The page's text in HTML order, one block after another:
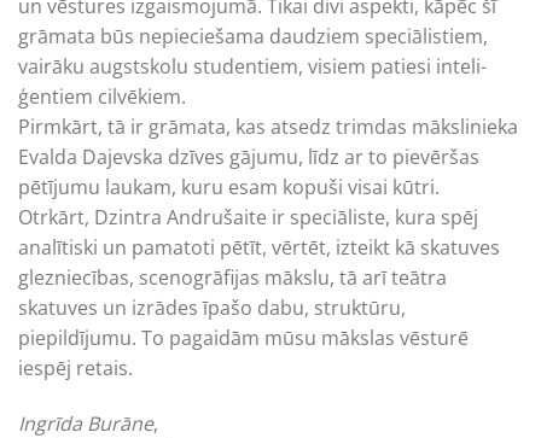
un vēstures izgaismojumā. Tikai divi aspekti, kāpēc šī
grāmata būs nepieciešama daudziem speciālistiem,
vairāku augstskolu studentiem, visiem patiesi inteli-
ģentiem cilvēkiem.
Pirmkārt, tā ir grāmata, kas atsedz trimdas mākslinieka
Evalda Dajevska dzīves gājumu, līdz ar to pievēršas
pētījumu laukam, kuru esam kopuši visai kūtri.
Otrkārt, Dzintra Andrušaite ir speciāliste, kura spēj
analītiski un pamatoti pētīt, vērtēt, izteikt kā skatuves
glezniecības, scenogrāfijas mākslu, tā arī teātra
skatuves un izrādes īpašo dabu, struktūru,
piepildījumu. To pagaidām mūsu mākslas vēsturē
iespēj retais.
Ingrīda Burāne,